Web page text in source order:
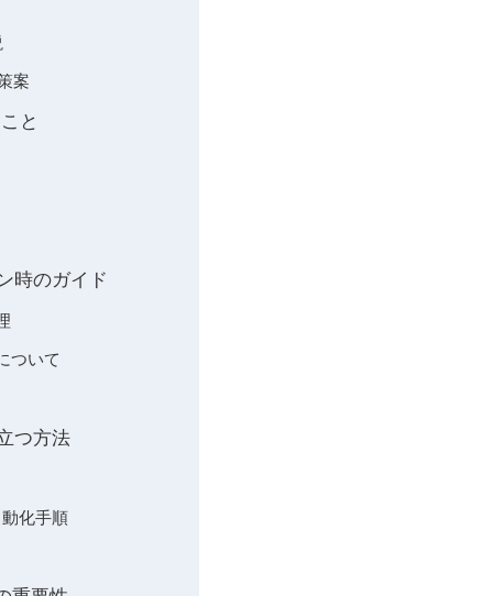
案
と
時のガイド
ついて
つ方法
化手順